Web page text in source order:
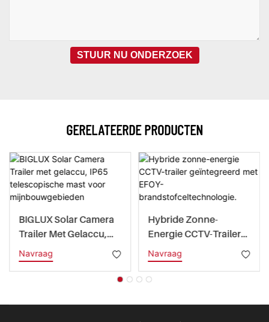
STUUR NU ONDERZOEK
GERELATEERDE PRODUCTEN
BIGLUX Solar Camera
Trailer Met Gelaccu,
IP65 Telescopische
Mast Voor
Navraag
Hybride Zonne-
Energie CCTV-Trailer
Geïntegreerd Met
EFOY-
Brandstofceltechnolo
Navraag